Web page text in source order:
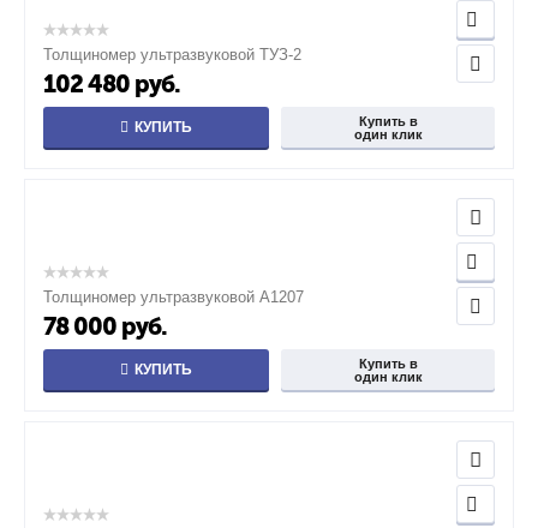
Толщиномер ультразвуковой ТУЗ-2
102 480 руб.
КУПИТЬ
Купить в
один клик
Толщиномер ультразвуковой А1207
78 000 руб.
КУПИТЬ
Купить в
один клик